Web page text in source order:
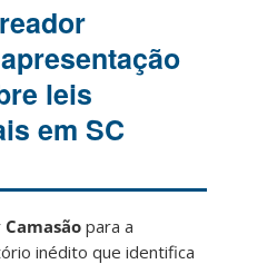
leis
em SC
Camasão para a
inédito que identifica